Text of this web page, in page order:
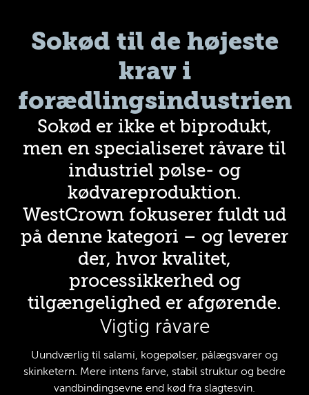
Sokød til de højeste
krav i
forædlingsindustrien
Sokød er ikke et biprodukt,
men en specialiseret råvare til
industriel pølse- og
kødvareproduktion.
WestCrown fokuserer fuldt ud
på denne kategori – og leverer
der, hvor kvalitet,
processikkerhed og
tilgængelighed er afgørende.
Vigtig råvare
Uundværlig til salami, kogepølser, pålægsvarer og
skinketern. Mere intens farve, stabil struktur og bedre
vandbindingsevne end kød fra slagtesvin.